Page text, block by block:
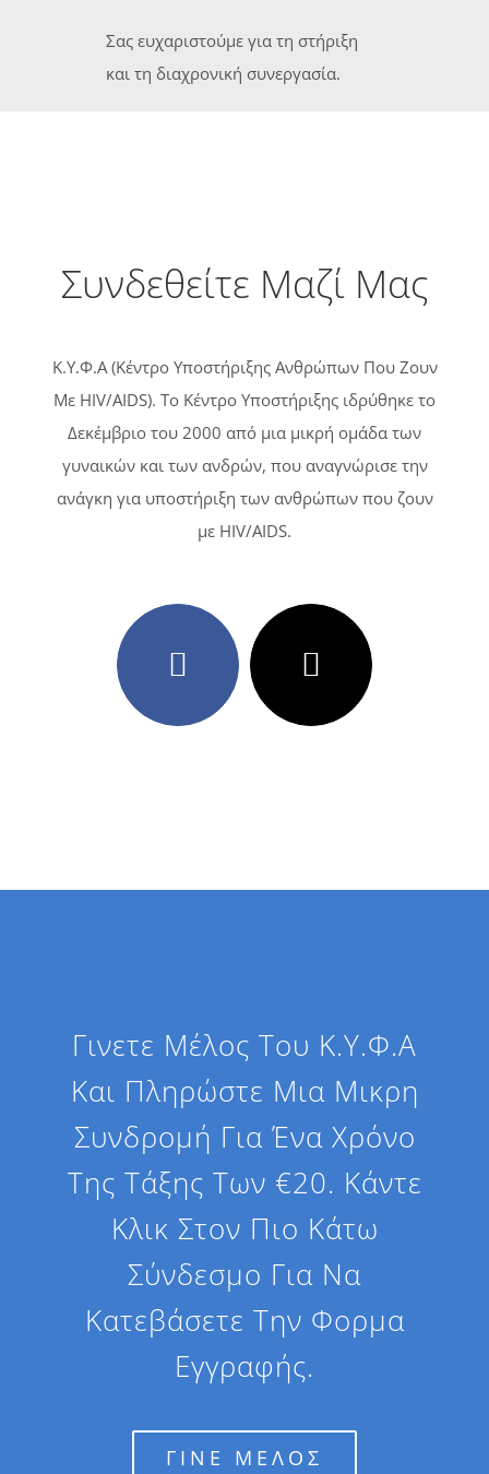
Σας ευχαριστούμε για τη στήριξη
και τη διαχρονική συνεργασία.
Συνδεθείτε Μαζί Μας
Κ.Υ.Φ.Α (Κέντρο Υποστήριξης Ανθρώπων Που Ζουν
Με HIV/AIDS). Tο Κέντρο Υποστήριξης ιδρύθηκε το
Δεκέμβριο του 2000 από μια μικρή ομάδα των
γυναικών και των ανδρών, που αναγνώρισε την
ανάγκη για υποστήριξη των ανθρώπων που ζουν
με HIV/AIDS.
Γινετε Μέλος Του Κ.Υ.Φ.Α
Και Πληρώστε Μια Μικρη
Συνδρομή Για Ένα Χρόνο
Της Τάξης Των €20. Κάντε
Κλικ Στον Πιο Κάτω
Σύνδεσμο Για Να
Κατεβάσετε Την Φορμα
Εγγραφής.
ΓΙΝΕ ΜΕΛΟΣ